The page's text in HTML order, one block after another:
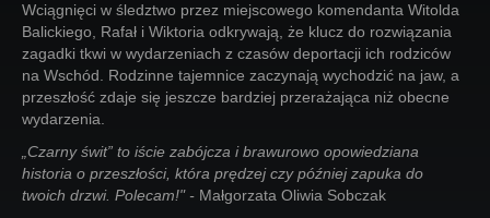
Wciągnięci w śledztwo przez miejscowego komendanta Witolda
Balickiego, Rafał i Wiktoria odkrywają, że klucz do rozwiązania
zagadki tkwi w wydarzeniach z czasów deportacji ich rodziców
na Wschód. Rodzinne tajemnice zaczynają wychodzić na jaw, a
przeszłość zdaje się jeszcze bardziej przerażająca niż obecne
wydarzenia.
„Czarny świt” to iście zabójcza i brawurowo opowiedziana
historia o przeszłości, która prędzej czy później zapuka do
twoich drzwi. Polecam!" - Małgorzata Oliwia Sobczak